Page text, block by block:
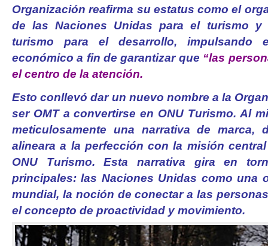
Organización reafirma su estatus como el
de las Naciones Unidas para el turismo
turismo para el desarrollo, impulsando
económico a fin de garantizar que “las
el centro de la atención.
Esto conllevó dar un nuevo nombre a la
ser OMT a convertirse en ONU Turismo. Al
meticulosamente una narrativa de marca,
alineara a la perfección con la misión
ONU Turismo. Esta narrativa gira en
principales: las Naciones Unidas como una
mundial, la noción de conectar a las
el concepto de proactividad y movimiento.